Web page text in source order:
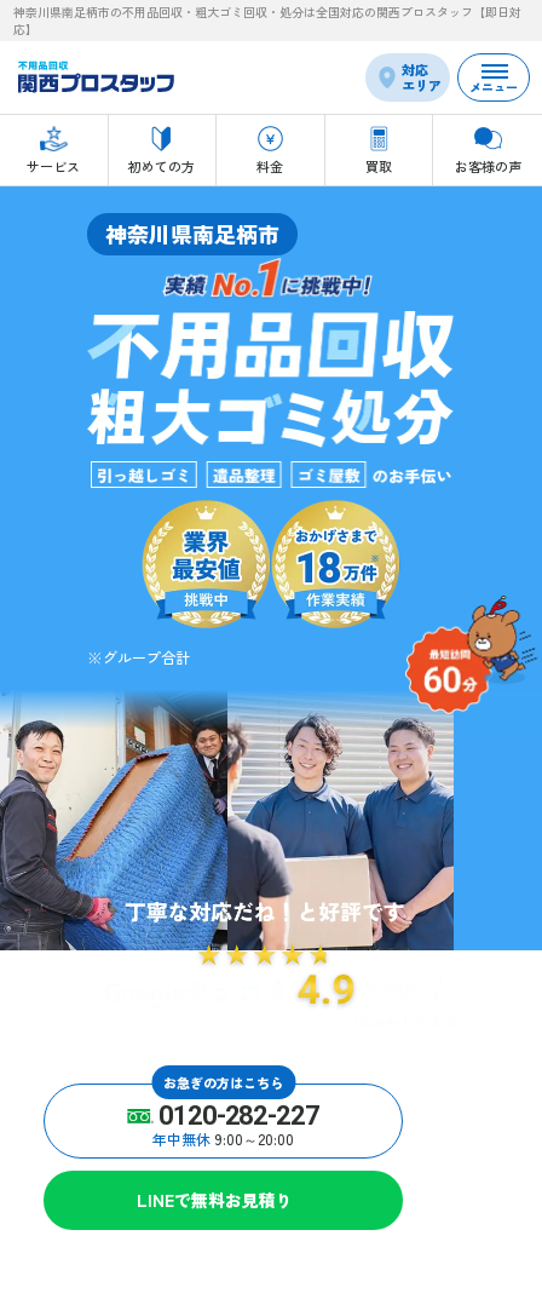
神奈川県南足柄市の不用品回収・粗大ゴミ回収・処分は全国対応の関西プロスタッフ【即日対
応】
対応
エリア
サービス 初めての方 料金 買取 お客様の声
メニュー
神奈川県南足柄市
※グループ合計
お急ぎの方はこちら
0120-282-227
年中無休 9:00～20:00
LINEで無料お見積り